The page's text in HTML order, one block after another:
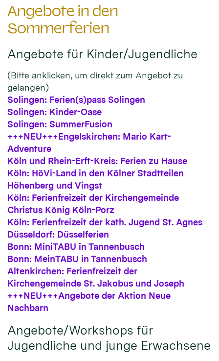
Angebote in den
Sommerferien
Angebote für Kinder/Jugendliche
(Bitte anklicken, um direkt zum Angebot zu
gelangen)
Solingen: Ferien(s)pass Solingen
Solingen: Kinder-Oase
Solingen: SummerFusion
+++NEU+++Engelskirchen: Mario Kart-
Adventure
Köln und Rhein-Erft-Kreis: Ferien zu Hause
Köln: HöVi-Land in den Kölner Stadtteilen
Höhenberg und Vingst
Köln: Ferienfreizeit der Kirchengemeinde
Christus König Köln-Porz
Köln: Ferienfreizeit der kath. Jugend St. Agnes
Düsseldorf: Düsselferien
Bonn: MiniTABU in Tannenbusch
Bonn: MeinTABU in Tannenbusch
Altenkirchen: Ferienfreizeit der
Kirchengemeinde St. Jakobus und Joseph
+++NEU+++Angebote der Aktion Neue
Nachbarn
Angebote/Workshops für
Jugendliche und junge Erwachsene